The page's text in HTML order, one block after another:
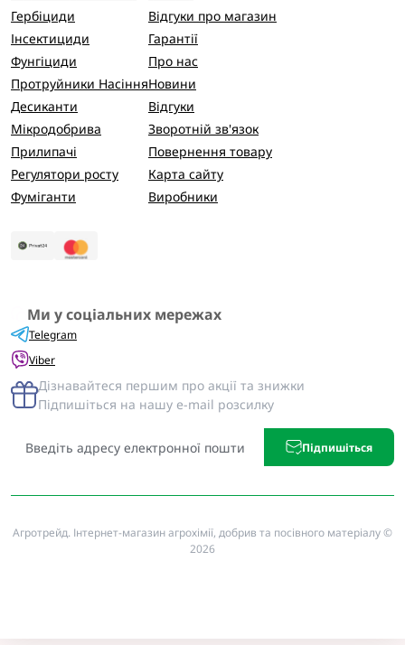
Гербіциди
Інсектициди
Фунгіциди
Протруйники Насіння
Десиканти
Мікродобрива
Прилипачі
Регулятори росту
Фуміганти
Відгуки про магазин
Гарантії
Про нас
Новини
Відгуки
Зворотній зв'язок
Повернення товару
Карта сайту
Виробники
Ми у соціальних мережах
Telegram
Viber
Дізнавайтеся першим про акції та знижки
Підпишіться на нашу e-mail розсилку
Підпишіться
Агротрейд. Інтернет-магазин агрохімії, добрив та посівного матеріалу ©
2026